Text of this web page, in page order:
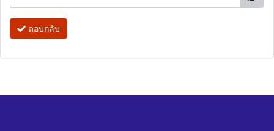
ตอบกลับ